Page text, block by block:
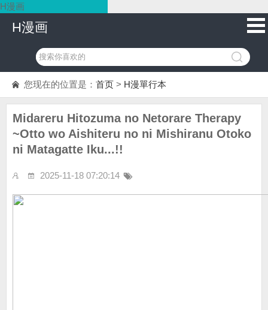
H漫画
H漫画
您现在的位置是： 首页 > H漫單行本
Midareru Hitozuma no Netorare Therapy
~Otto wo Aishiteru no ni Mishiranu Otoko
ni Matagatte Iku...!!
2025-11-18 07:20:14